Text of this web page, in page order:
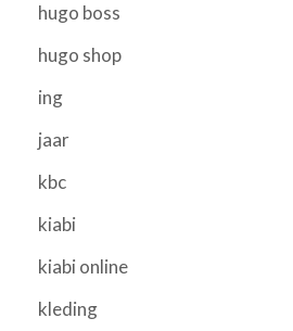
hugo boss
hugo shop
ing
jaar
kbc
kiabi
kiabi online
kleding